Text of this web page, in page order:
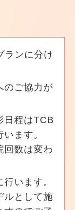
ランに分け
のご協力が
日程はTCB
ます。
回数は変わ
います。
ルとして施